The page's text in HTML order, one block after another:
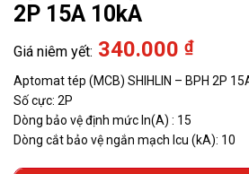
2P 15A 10kA
340.000 ₫
Aptomat tép (MCB) SHIHLIN – BPH 2P
Số cực: 2P
Dòng bảo vệ định mức In(A) : 15
Dòng cắt bảo vệ ngắn mạch Icu (kA): 10